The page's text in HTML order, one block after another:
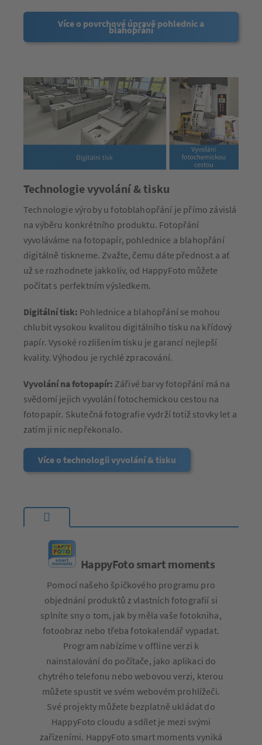
Více o povrchové úpravě pohlednic a
blahopřání
Technologie vyvolání & tisku
Technologie výroby u fotoblahopřání je přímo závislá
na výběru konkrétního produktu. Fotopřání
vyvoláváme na fotopapír, pohlednice a blahopřání
digitálně tiskneme. Zvažte, čemu dáte přednost a ať
už se rozhodnete jakkoliv, od HappyFoto můžete
počítat s perfektním výsledkem.
Digitální tisk: Pohlednice a blahopřání se mohou
chlubit vysokou kvalitou digitálního tisku na křídový
papír. Vysoké rozlišením tisku je garancí nejlepší
kvality. Výhodou je rychlé zpracování.
Vyvolání na fotopapír: Zářivé barvy fotopřání má na
svědomí jejich vyvolání fotochemickou cestou na
fotopapír. Skutečná fotografie vydrží totiž stovky let a
zatím ji nic nepřekonalo.
Více o technologii vyvolání & tisku
HappyFoto smart moments
Pomocí našeho špičkového programu pro
objednání produktů z vlastních fotografií si
splníte sny o tom, jak by měla vaše fotokniha,
fotoobraz nebo třeba fotokalendář vypadat.
Program nabízíme v offline verzi k
nainstalování do počítače, jako aplikaci do
chytrého telefonu nebo webovou verzi, kterou
můžete spustit ve svém webovém prohlížeči.
Své projekty můžete bezplatně ukládat do
HappyFoto cloudu a sdílet je mezi svými
zařízeními. HappyFoto smart moments vyniká